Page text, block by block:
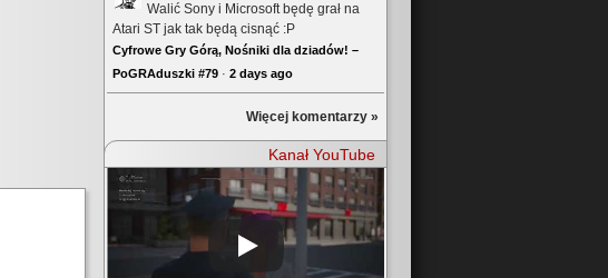
Walić Sony i Microsoft będę grał na
Atari ST jak tak będą cisnąć :P
Cyfrowe Gry Górą, Nośniki dla dziadów! –
PoGRAduszki #79 · 2 days ago
Więcej komentarzy »
Kanał YouTube